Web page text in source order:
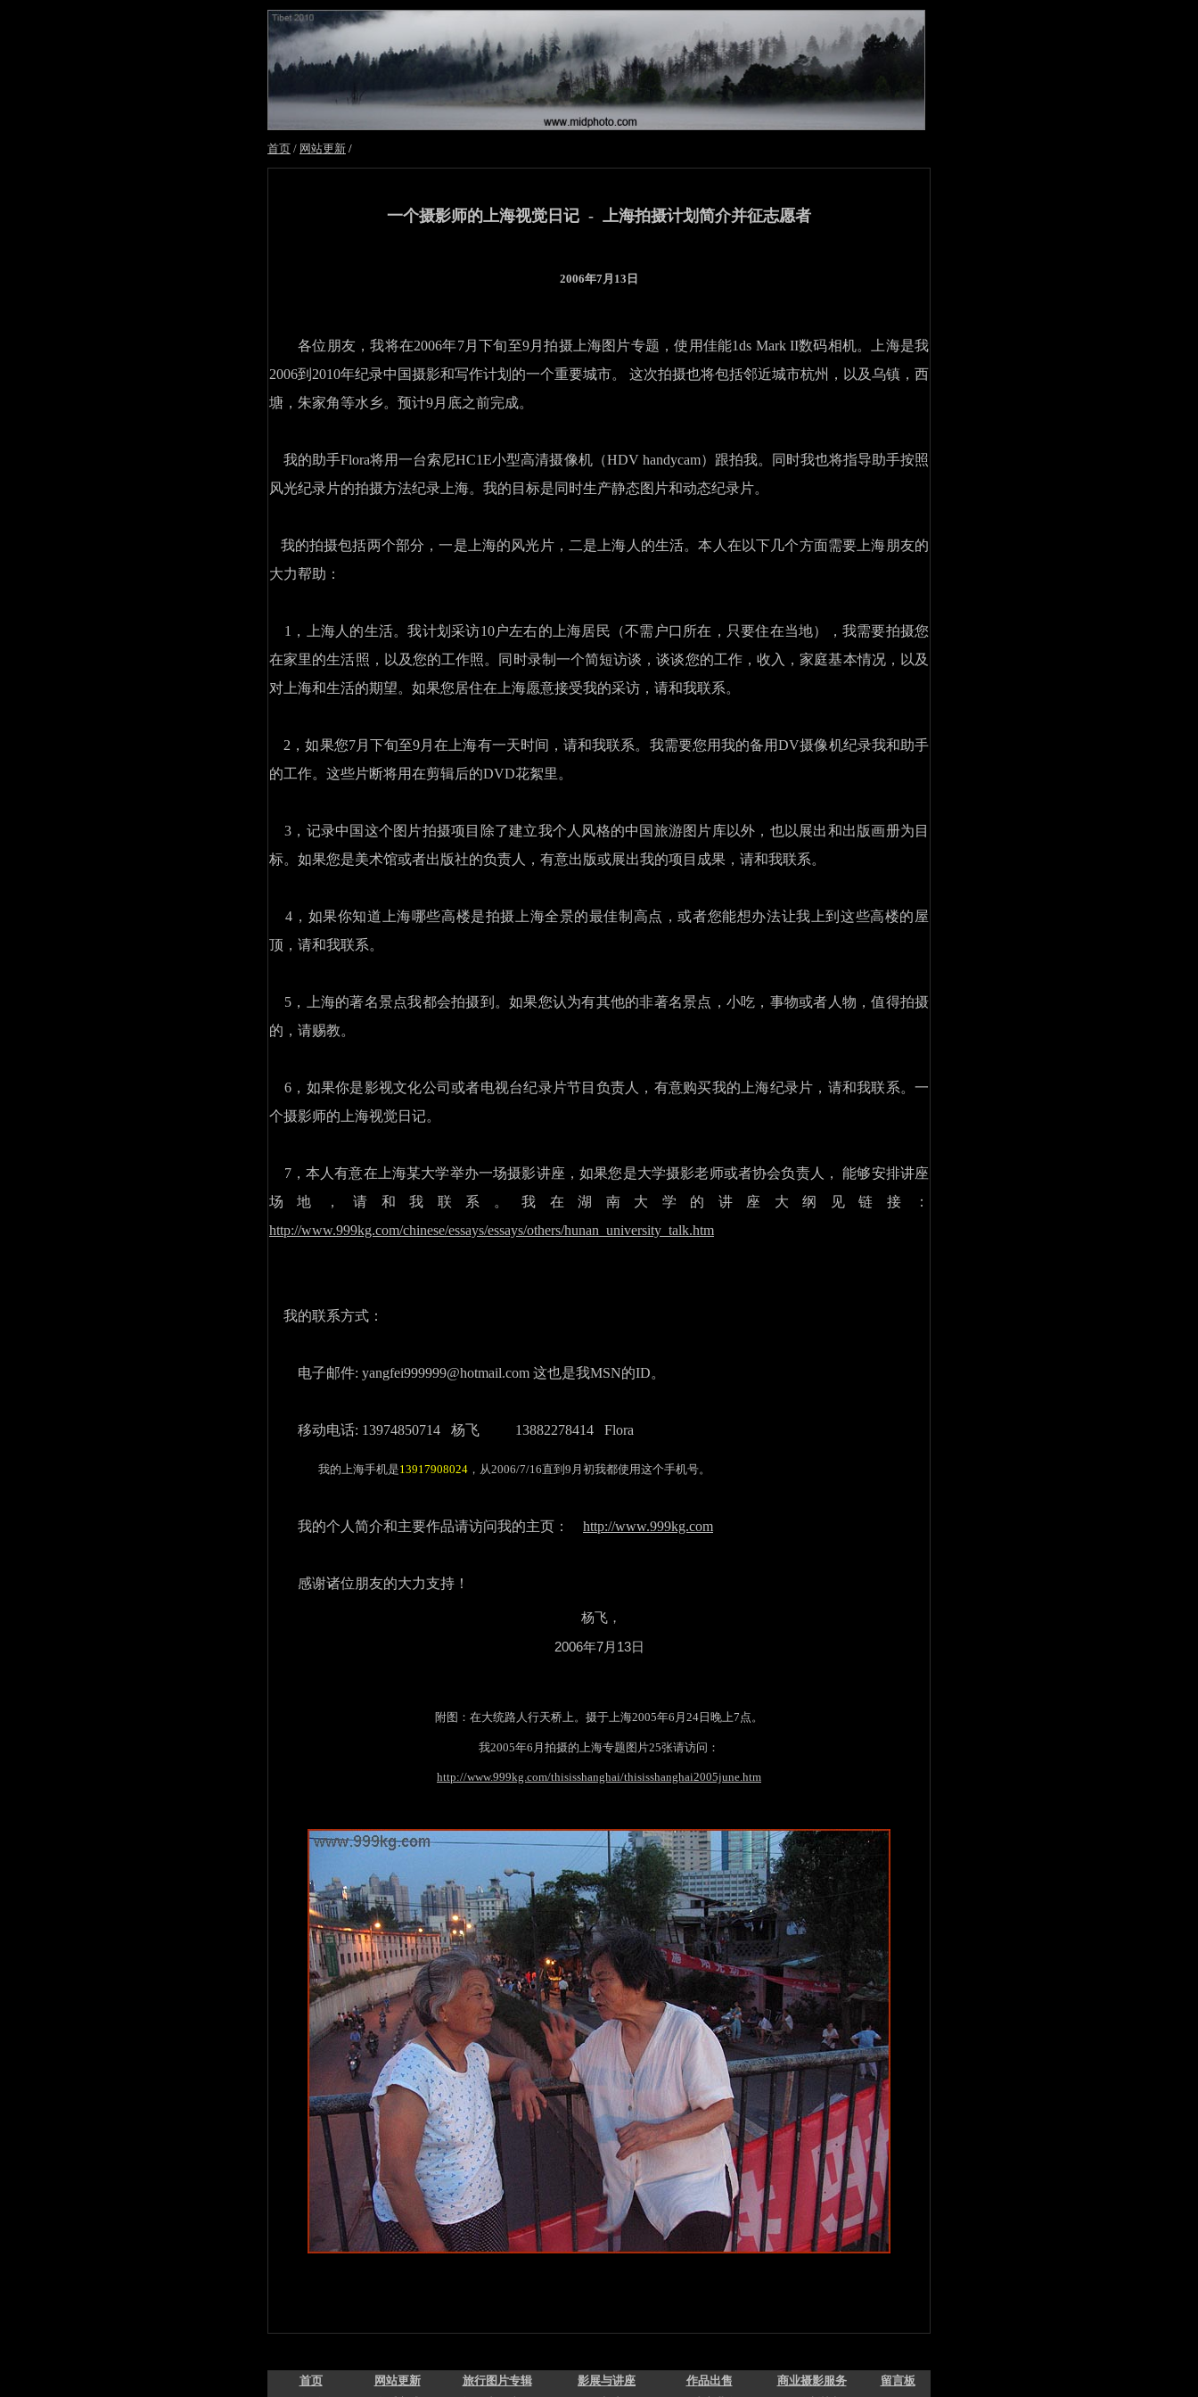
首页 / 网站更新 /
一个摄影师的上海视觉日记 - 上海拍摄计划简介并征志愿者
2006年7月13日
各位朋友，我将在2006年7月下旬至9月拍摄上海图片专题，使用佳能1ds Mark II数码相机。上海是我
2006到2010年纪录中国摄影和写作计划的一个重要城市。 这次拍摄也将包括邻近城市杭州，以及乌镇，西
塘，朱家角等水乡。预计9月底之前完成。
我的助手Flora将用一台索尼HC1E小型高清摄像机（HDV handycam）跟拍我。同时我也将指导助手按照
风光纪录片的拍摄方法纪录上海。我的目标是同时生产静态图片和动态纪录片。
我的拍摄包括两个部分，一是上海的风光片，二是上海人的生活。本人在以下几个方面需要上海朋友的
大力帮助：
1，上海人的生活。我计划采访10户左右的上海居民（不需户口所在，只要住在当地），我需要拍摄您
在家里的生活照，以及您的工作照。同时录制一个简短访谈，谈谈您的工作，收入，家庭基本情况，以及
对上海和生活的期望。如果您居住在上海愿意接受我的采访，请和我联系。
2，如果您7月下旬至9月在上海有一天时间，请和我联系。我需要您用我的备用DV摄像机纪录我和助手
的工作。这些片断将用在剪辑后的DVD花絮里。
3，记录中国这个图片拍摄项目除了建立我个人风格的中国旅游图片库以外，也以展出和出版画册为目
标。如果您是美术馆或者出版社的负责人，有意出版或展出我的项目成果，请和我联系。
4，如果你知道上海哪些高楼是拍摄上海全景的最佳制高点，或者您能想办法让我上到这些高楼的屋
顶，请和我联系。
5，上海的著名景点我都会拍摄到。如果您认为有其他的非著名景点，小吃，事物或者人物，值得拍摄
的，请赐教。
6，如果你是影视文化公司或者电视台纪录片节目负责人，有意购买我的上海纪录片，请和我联系。一
个摄影师的上海视觉日记。
7，本人有意在上海某大学举办一场摄影讲座，如果您是大学摄影老师或者协会负责人， 能够安排讲座
场地，请和我联系。我在湖南大学的讲座大纲见链接：
http://www.999kg.com/chinese/essays/essays/others/hunan_university_talk.htm
我的联系方式：
电子邮件: yangfei999999@hotmail.com 这也是我MSN的ID。
移动电话: 13974850714 杨飞 13882278414 Flora
我的上海手机是13917908024 ，从2006/7/16直到9月初我都使用这个手机号。
我的个人简介和主要作品请访问我的主页： http://www.999kg.com
感谢诸位朋友的大力支持！
杨飞，
2006年7月 13日
附图： 在大统路人行天桥上。摄于上海2005年6月24日晚上7点。
我2005年6月拍摄的上海专题图片25张请访问：
http://www.999kg.com/thisisshanghai/thisisshanghai2005june.htm
首页 网站更新 旅行图片专辑 影展与讲座 作品出售 商业摄影服务
留言板